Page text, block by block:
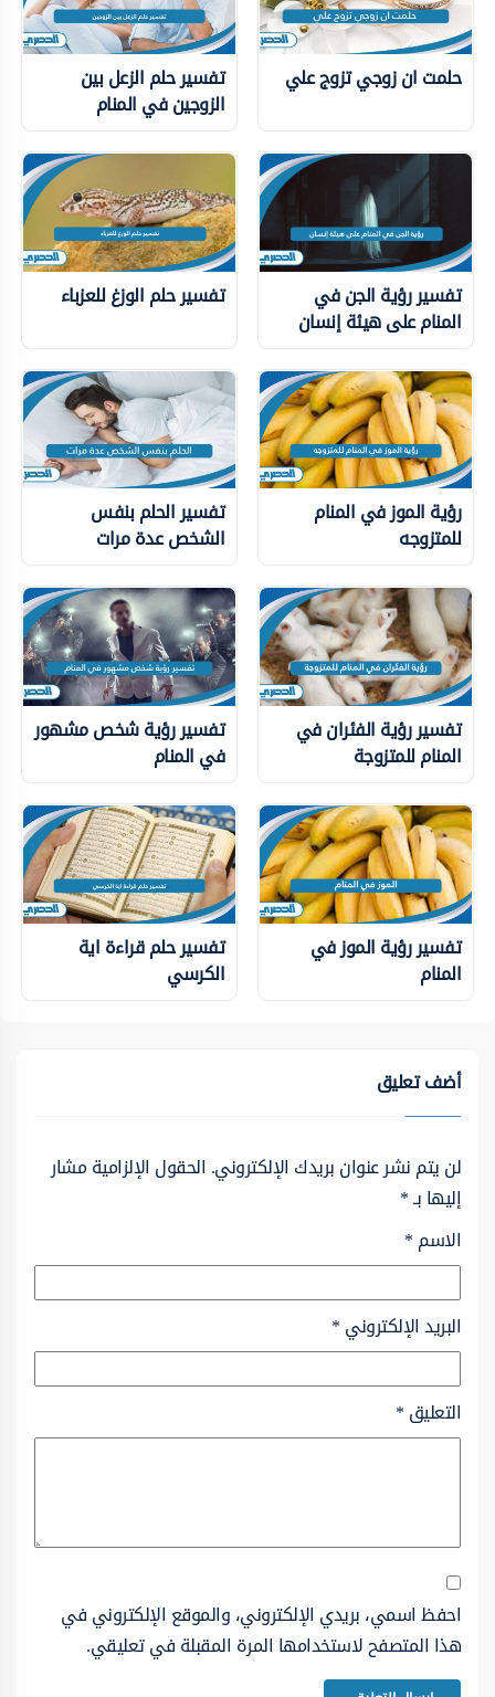
حلمت ان زوجي تزوج علي تفسير حلم الزعل بين
الزوجين في المنام
تفسير رؤية الجن في
المنام على هيئة إنسان
تفسير حلم الوزغ للعزباء
رؤية الموز في المنام
للمتزوجه
تفسير الحلم بنفس
الشخص عدة مرات
تفسير رؤية الفئران في
المنام للمتزوجة
تفسير رؤية شخص مشهور
في المنام
تفسير رؤية الموز في
المنام
تفسير حلم قراءة اية
الكرسي
أضف تعليق
لن يتم نشر عنوان بريدك الإلكتروني. الحقول الإلزامية مشار
إليها بـ*
الاسم*
البريد الإلكتروني*
التعليق*
احفظ اسمي، بريدي الإلكتروني، والموقع الإلكتروني في
هذا المتصفح لاستخدامها المرة المقبلة في تعليقي.